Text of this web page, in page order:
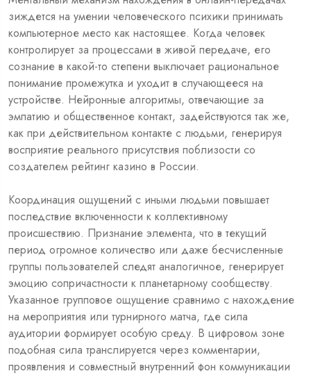
зиждется на умении человеческого психики принимать
компьютерное место как настоящее. Когда человек
контролирует за процессами в живой передаче, его
сознание в какой-то степени выключает рациональное
понимание промежутка и уходит в случающееся на
устройстве. Нейронные алгоритмы, отвечающие за
эмпатию и общественное контакт, задействуются так же,
как при действительном контакте с людьми, генерируя
восприятие реального присутствия поблизости со
создателем рейтинг казино в России.
Координация ощущений с иными людьми повышает
последствие включенности к коллективному
происшествию. Признание элемента, что в текущий
период огромное количество или даже бесчисленные
группы пользователей следят аналогичное, генерирует
эмоцию сопричастности к планетарному сообществу.
Указанное групповое ощущение сравнимо с нахождение
на мероприятия или турнирного матча, где сила
аудитории формирует особую среду. В цифровом зоне
подобная сила транслируется через комментарии,
проявления и совместный внутренний фон коммуникации